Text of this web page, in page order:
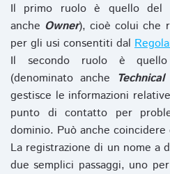
Il primo ruolo è quello del
anche Owner), cioè colui che
per gli usi consentiti dal
Il secondo ruolo è
(denominato anche
gestisce le informazioni
punto di contatto per
dominio. Può anche coincidere
La registrazione di un nome a
due semplici passaggi, uno